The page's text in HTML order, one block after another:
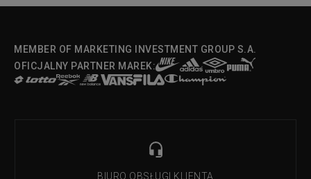
MEMBER OF MARKETING INVESTMENT GROUP S.A.
OFICJALNY PARTNER MAREK:
BIURO OBSŁUGI KLIENTA